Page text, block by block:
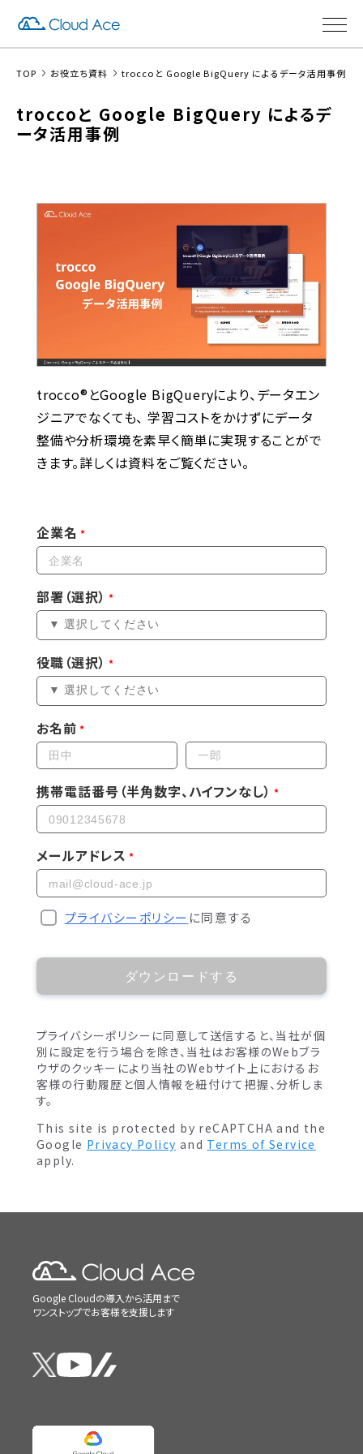
TOP お役立ち資料 troccoと Google BigQuery によるデータ活用事例
troccoと Google BigQuery によるデ
ータ活用事例
trocco®とGoogle BigQueryにより、データエン
ジニアでなくても、 学習コストをかけずにデータ
整備や分析環境を素早く簡単に実現することがで
きます。詳しくは資料をご覧ください。
企業名
部署（選択）
役職（選択）
お名前
携帯電話番号（半角数字、ハイフンなし）
メールアドレス
プライバシーポリシー に同意する
ダウンロードする
プライバシーポリシーに同意して送信すると、当社が個
別に設定を行う場合を除き、当社はお客様のWebブラ
ウザのクッキーにより当社のWebサイト上におけるお
客様の行動履歴と個人情報を紐付けて把握、分析しま
す。
This site is protected by reCAPTCHA and the
Google Privacy Policy and Terms of Service
apply.
Google Cloudの導入から活用まで
ワンストップでお客様を支援します